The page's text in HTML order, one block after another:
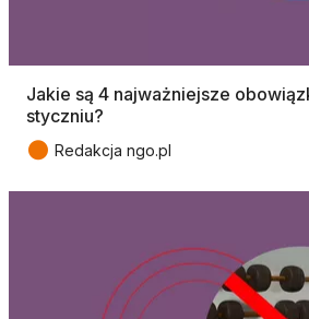
Jakie są 4 najważniejsze
styczniu?
● Redakcja ngo.pl